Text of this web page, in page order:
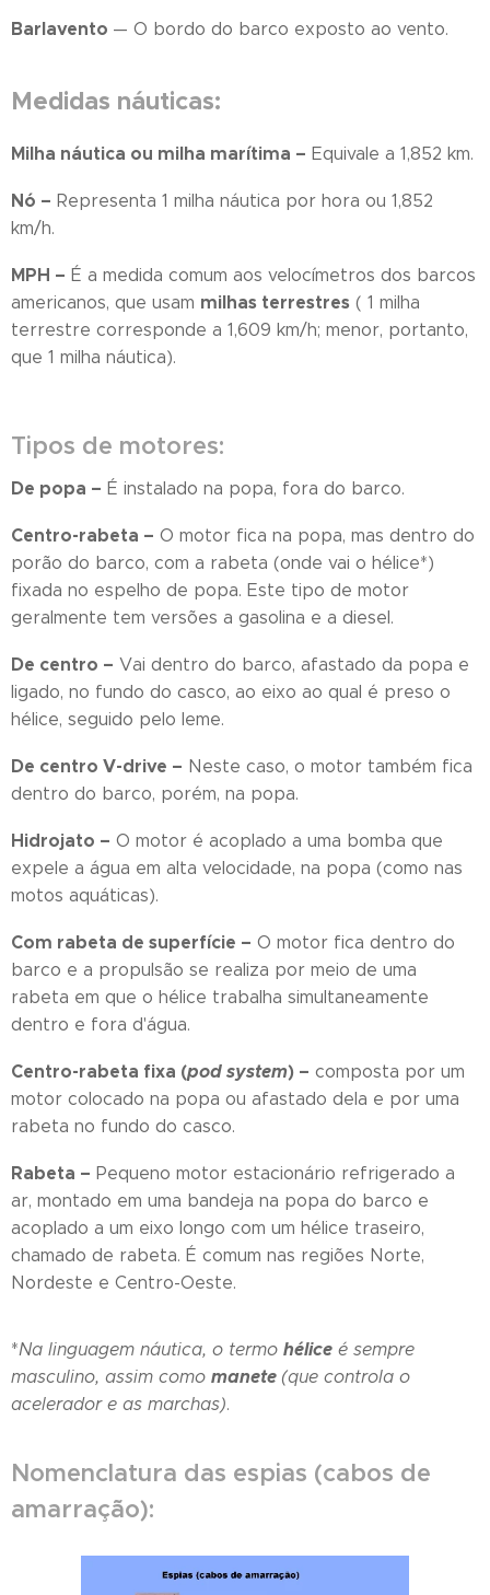
Barlavento — O bordo do barco exposto ao vento.
Medidas náuticas:
Milha náutica ou milha marítima – Equivale a 1,852 km.
Nó – Representa 1 milha náutica por hora ou 1,852
km/h.
MPH – É a medida comum aos velocímetros dos barcos
americanos, que usam milhas terrestres ( 1 milha
terrestre corresponde a 1,609 km/h; menor, portanto,
que 1 milha náutica).
Tipos de motores:
De popa – É instalado na popa, fora do barco.
Centro-rabeta – O motor fica na popa, mas dentro do
porão do barco, com a rabeta (onde vai o hélice*)
fixada no espelho de popa. Este tipo de motor
geralmente tem versões a gasolina e a diesel.
De centro – Vai dentro do barco, afastado da popa e
ligado, no fundo do casco, ao eixo ao qual é preso o
hélice, seguido pelo leme.
De centro V-drive – Neste caso, o motor também fica
dentro do barco, porém, na popa.
Hidrojato – O motor é acoplado a uma bomba que
expele a água em alta velocidade, na popa (como nas
motos aquáticas).
Com rabeta de superfície – O motor fica dentro do
barco e a propulsão se realiza por meio de uma
rabeta em que o hélice trabalha simultaneamente
dentro e fora d'água.
Centro-rabeta fixa (pod system) – composta por um
motor colocado na popa ou afastado dela e por uma
rabeta no fundo do casco.
Rabeta – Pequeno motor estacionário refrigerado a
ar, montado em uma bandeja na popa do barco e
acoplado a um eixo longo com um hélice traseiro,
chamado de rabeta. É comum nas regiões Norte,
Nordeste e Centro-Oeste.
*Na linguagem náutica, o termo hélice é sempre
masculino, assim como manete (que controla o
acelerador e as marchas).
Nomenclatura das espias (cabos de
amarração):